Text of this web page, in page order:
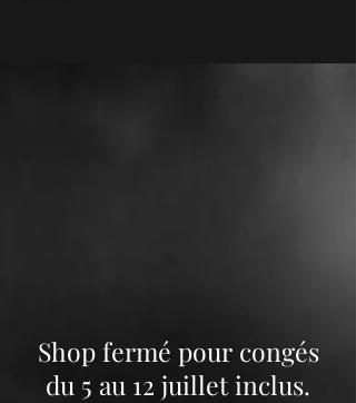
Shop fermé pour congés
du 5 au 12 juillet inclus.